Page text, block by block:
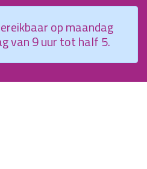
op maandag
van 9 uur tot half 5.